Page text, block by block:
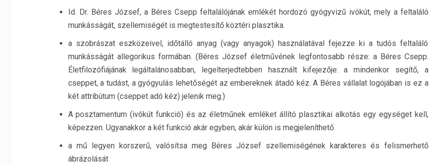
Id. Dr. Béres József, a Béres Csepp feltalálójának emlékét hordozó gyógyvizű ivókút, mely a feltaláló
munkásságát, szellemiségét is megtestesítő köztéri plasztika.
a szobrászat eszközeivel, időtálló anyag (vagy anyagok) használatával fejezze ki a tudós feltaláló
munkásságát allegorikus formában. (Béres József életművének legfontosabb része: a Béres Csepp.
Életfilozófiájának legáltalánosabban, legelterjedtebben használt kifejezője: a mindenkor segítő, a
cseppet, a tudást, a gyógyulás lehetőségét az embereknek átadó kéz. A Béres vállalat logójában is ez a
két attribútum (cseppet adó kéz) jelenik meg.)
A posztamentum (ivókút funkció) és az életműnek emléket állító plasztikai alkotás egy egységet kell,
képezzen. Ugyanakkor a két funkció akár egyben, akár külön is megjeleníthető.
a mű legyen korszerű, valósítsa meg Béres József szellemiségének karakteres és felismerhető
ábrázolását